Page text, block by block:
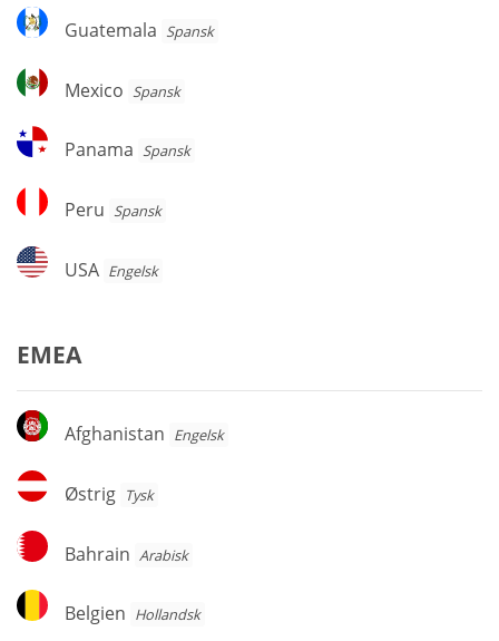
Guatemala
Guatemala Spansk
Mexico
Mexico Spansk
Panama
Panama Spansk
Peru
Peru Spansk
USA
USA Engelsk
EMEA
Afghanistan
Afghanistan Engelsk
Østrig
Østrig Tysk
Bahrain
Bahrain Arabisk
Belgien
Belgien Hollandsk